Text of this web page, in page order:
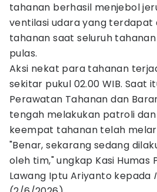
tahanan berhasil menjebol
ventilasi udara yang terdapat
tahanan saat seluruh
pulas.
Aksi nekat para tahanan
sekitar pukul 02.00 WIB. Saat
Perawatan Tahanan dan
tengah melakukan patroli
keempat tahanan telah
"Benar, sekarang sedang
oleh tim," ungkap Kasi Humas
Lawang Iptu Ariyanto kepada